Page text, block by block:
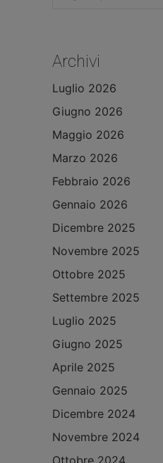
Archivi
Luglio 2026
Giugno 2026
Maggio 2026
Marzo 2026
Febbraio 2026
Gennaio 2026
Dicembre 2025
Novembre 2025
Ottobre 2025
Settembre 2025
Luglio 2025
Giugno 2025
Aprile 2025
Gennaio 2025
Dicembre 2024
Novembre 2024
Ottobre 2024